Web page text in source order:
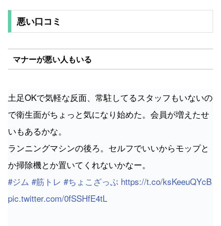
悪い口コミ
マナーが悪い人もいる
土足OKで気軽な反面、常駐してるスタッフもいないの
で衛生面がちょっと気になり始めた。会員が増えたせ
いもあるかな。
ランニングマシンの後ろ。セルフでいいからモップと
か掃除機とか置いてくれないかなー。
#ジム
#筋トレ #ちょこざっぷ https://t.co/ksKeeuQYcB
pic.twitter.com/0fSSHfE4tL